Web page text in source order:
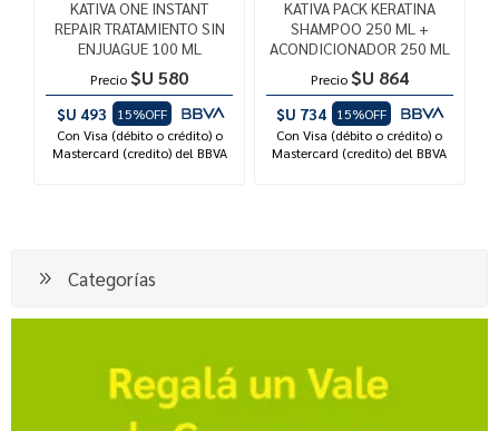
KATIVA ONE INSTANT
REPAIR TRATAMIENTO SIN
ENJUAGUE 100 ML
Precio $U 580
$U 493
15%OFF
Con Visa (débito o crédito) o
Mastercard (credito) del BBVA
KATIVA PACK KERATINA
SHAMPOO 250 ML +
ACONDICIONADOR 250 ML
Precio $U 864
$U 734
15%OFF
Con Visa (débito o crédito) o
Mastercard (credito) del BBVA
Categorías